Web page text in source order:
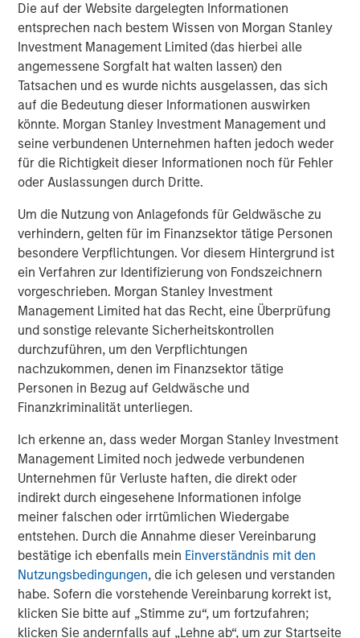
Die auf der Website dargelegten Informationen
entsprechen nach bestem Wissen von Morgan Stanley
Investment Management Limited (das hierbei alle
angemessene Sorgfalt hat walten lassen) den
Tatsachen und es wurde nichts ausgelassen, das sich
auf die Bedeutung dieser Informationen auswirken
könnte. Morgan Stanley Investment Management und
seine verbundenen Unternehmen haften jedoch weder
für die Richtigkeit dieser Informationen noch für Fehler
oder Auslassungen durch Dritte.
Um die Nutzung von Anlagefonds für Geldwäsche zu
verhindern, gelten für im Finanzsektor tätige Personen
besondere Verpflichtungen. Vor diesem Hintergrund ist
ein Verfahren zur Identifizierung von Fondszeichnern
vorgeschrieben. Morgan Stanley Investment
Management Limited hat das Recht, eine Überprüfung
und sonstige relevante Sicherheitskontrollen
durchzuführen, um den Verpflichtungen
nachzukommen, denen im Finanzsektor tätige
Personen in Bezug auf Geldwäsche und
Finanzkriminalität unterliegen.
Ich erkenne an, dass weder Morgan Stanley Investment
Management Limited noch jedwede verbundenen
Unternehmen für Verluste haften, die direkt oder
indirekt durch eingesehene Informationen infolge
meiner falschen oder irrtümlichen Wiedergabe
entstehen. Durch die Annahme dieser Vereinbarung
bestätige ich ebenfalls mein Einverständnis mit den
Nutzungsbedingungen, die ich gelesen und verstanden
habe. Sofern die vorstehende Vereinbarung korrekt ist,
klicken Sie bitte auf „Stimme zu“, um fortzufahren;
klicken Sie andernfalls auf „Lehne ab“, um zur Startseite
There’s a New Sheriff in Town: Culture
Change at the Fed
The Blurred Lines Between Growth and Value
Create an Investment Opportunity
Adapting to a Structurally Higher Nominal
World
The Authors
Managing Director
Ryan Meredith, FFA, CFA
Managing Director